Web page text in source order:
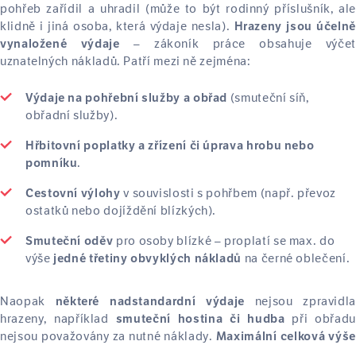
pohřeb zařídil a uhradil (může to být rodinný příslušník, ale
klidně i jiná osoba, která výdaje nesla). Hrazeny jsou účelně
vynaložené výdaje – zákoník práce obsahuje výčet
uznatelných nákladů. Patří mezi ně zejména:
Výdaje na pohřební služby a obřad (smuteční síň,
obřadní služby).
Hřbitovní poplatky a zřízení či úprava hrobu nebo
pomníku.
Cestovní výlohy v souvislosti s pohřbem (např. převoz
ostatků nebo dojíždění blízkých).
Smuteční oděv pro osoby blízké – proplatí se max. do
výše jedné třetiny obvyklých nákladů na černé oblečení.
Naopak některé nadstandardní výdaje
nejsou zpravidla
hrazeny, například smuteční hostina či hudba při obřadu
nejsou považovány za nutné náklady. Maximální celková výše